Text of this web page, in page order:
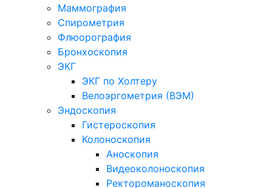
Маммография
Спирометрия
Флюорография
Бронхоскопия
ЭКГ
ЭКГ по Холтеру
Велоэргометрия (ВЭМ)
Эндоскопия
Гистероскопия
Колоноскопия
Аноскопия
Видеоколоноскопия
Ректороманоскопия